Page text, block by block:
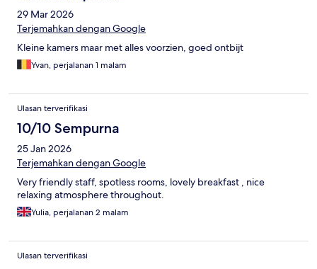
29 Mar 2026
Terjemahkan dengan Google
Kleine kamers maar met alles voorzien, goed ontbijt
Yvan, perjalanan 1 malam
Ulasan terverifikasi
10/10 Sempurna
25 Jan 2026
Terjemahkan dengan Google
Very friendly staff, spotless rooms, lovely breakfast , nice
relaxing atmosphere throughout.
Yulia, perjalanan 2 malam
Ulasan terverifikasi